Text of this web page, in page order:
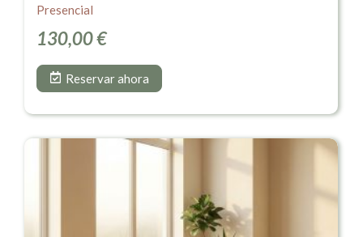
Presencial
130,00€
Reservar ahora